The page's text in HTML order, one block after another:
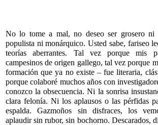
No lo tome a mal, no deseo ser grosero ni
populista ni monárquico. Usted sabe, fariseo
teorías aberrantes. Tal vez porque mis
campesinos de origen gallego, tal vez porque
formación que ya no existe – fue literaria,
porque colaboré muchos años con
conozco la obsecuencia. Ni la sonrisa
clara felonía. Ni los aplausos o las pérfidas
espalda. Gazmoños sin disfraces, los
aplaudir sin rubor, sin bochorno. Descarados,